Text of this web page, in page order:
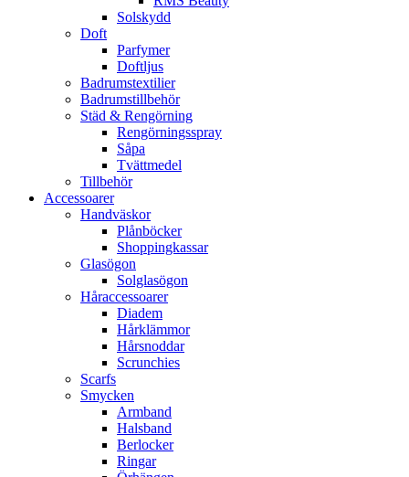
Solskydd
Doft
Parfymer
Doftljus
Badrumstextilier
Badrumstillbehör
Städ & Rengörning
Rengörningsspray
Såpa
Tvättmedel
Tillbehör
Accessoarer
Handväskor
Plånböcker
Shoppingkassar
Glasögon
Solglasögon
Håraccessoarer
Diadem
Hårklämmor
Hårsnoddar
Scrunchies
Scarfs
Smycken
Armband
Halsband
Berlocker
Ringar